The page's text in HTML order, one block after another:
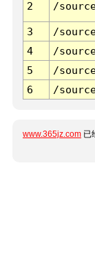
2 /
3 /
4
/
5
/
6
/
www.365jz.com 已